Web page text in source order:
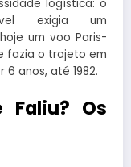
logística: o
exigia um
um voo Paris-
fazia o trajeto em
anos, até 1982.
Faliu? Os